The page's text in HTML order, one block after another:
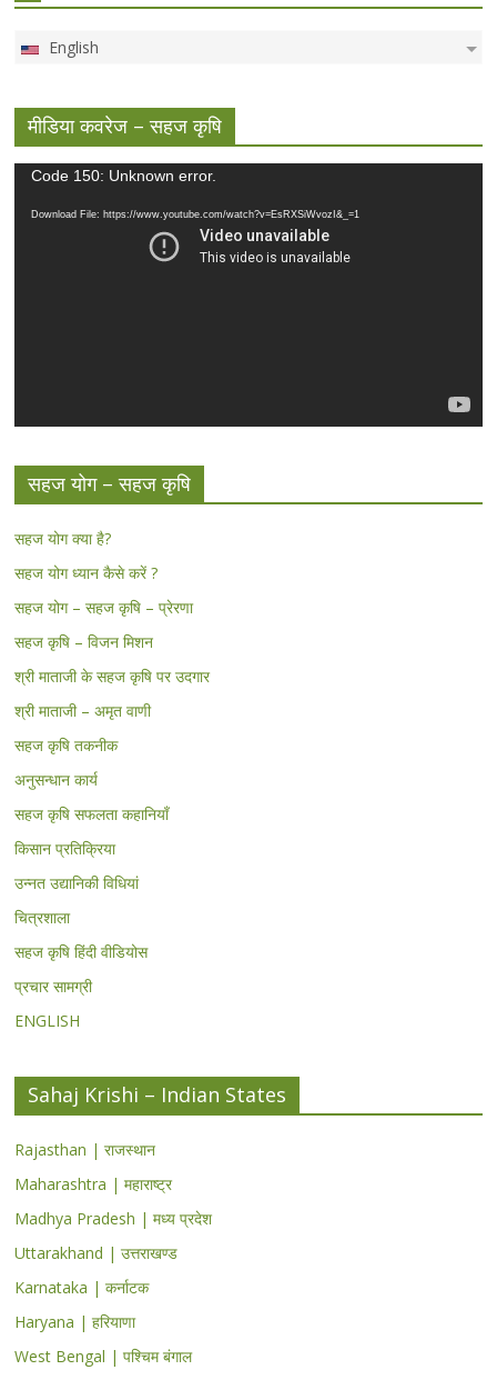
English
मीडिया कवरेज – सहज कृषि
Video
Code 150: Unknown error.
Download File: https://www.youtube.com/watch?v=EsRXSiWvozI&_=1
सहज योग – सहज कृषि
सहज योग क्या है?
सहज योग ध्यान कैसे करें ?
सहज योग – सहज कृषि – प्रेरणा
सहज कृषि – विजन मिशन
श्री माताजी के सहज कृषि पर उदगार
श्री माताजी – अमृत वाणी
सहज कृषि तकनीक
अनुसन्धान कार्य
सहज कृषि सफलता कहानियाँ
किसान प्रतिक्रिया
उन्नत उद्यानिकी विधियां
चित्रशाला
सहज कृषि हिंदी वीडियोस
प्रचार सामग्री
ENGLISH
Sahaj Krishi – Indian States
Rajasthan | राजस्थान
Maharashtra | महाराष्ट्र
Madhya Pradesh | मध्य प्रदेश
Uttarakhand | उत्तराखण्ड
Karnataka | कर्नाटक
Haryana | हरियाणा
West Bengal | पश्चिम बंगाल